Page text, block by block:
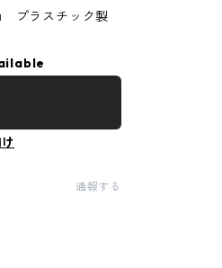
プラスチック製
通報する